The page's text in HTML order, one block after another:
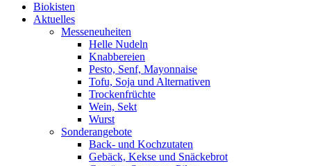
Biokisten
Aktuelles
Messeneuheiten
Helle Nudeln
Knabbereien
Pesto, Senf, Mayonnaise
Tofu, Soja und Alternativen
Trockenfrüchte
Wein, Sekt
Wurst
Sonderangebote
Back- und Kochzutaten
Gebäck, Kekse und Snäckebrot